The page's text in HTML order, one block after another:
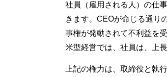
社員（雇用される人）の仕
きます。CEOが命じる通り
事権が発動されて不利益を
米型経営では、社員は、上
上記の権力は、取締役と執